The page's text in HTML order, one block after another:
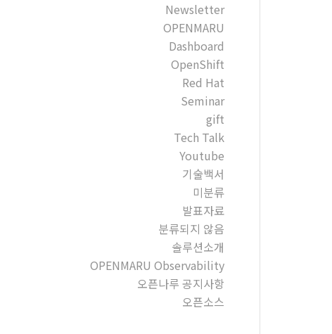
Newsletter
OPENMARU
Dashboard
OpenShift
Red Hat
Seminar
gift
Tech Talk
Youtube
기술백서
미분류
발표자료
분류되지 않음
솔루션소개
OPENMARU Observability
오픈나루 공지사항
오픈소스